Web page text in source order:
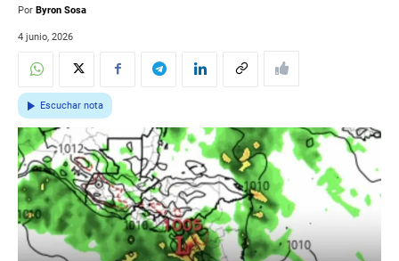
Por Byron Sosa
4 junio, 2026
Escuchar nota